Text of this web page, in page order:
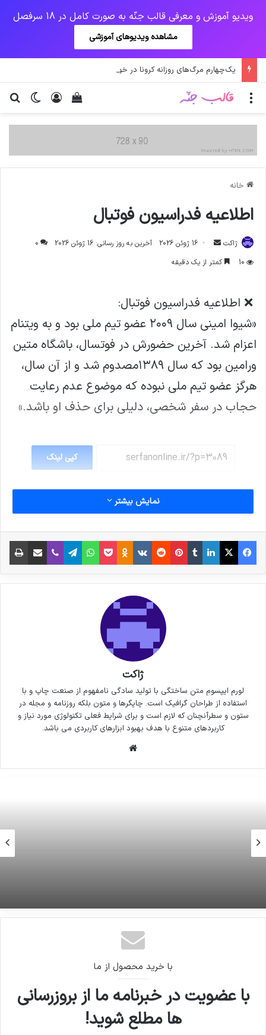
ویدیو آموزش و معرفی قالب جنّه به صورت کامل در 18 سرفصل
مشاهده ویدیوهای آموزشی
تغییر ورود
دیدن سبد خرید منو
خانه
اطلاعیه فدراسیون فوتبال
ژاکت
ارسال
ایمیل
16 ژوئن 2026 آخرین به روز رسانی: 16 ژوئن 2026
0
10
کمتر از یک دقیقه
‍ ❌ اطلاعیه فدراسیون فوتبال:
«شیوا امینی سال ٢٠٠٩ عضو تیم ملی بود و به ويتنام
اعزام شد. آخرين حضورش در فوتسال، باشگاه متين
ورامين بود که سال ١٣٨٩مصدوم شد و از آن سال،
هرگز عضو تيم ملی نبوده كه موضوع عدم رعايت
حجاب در سفر شخصی، دليلی برای حذف او باشد.»
کپی لینک
نمایش بیشتر
فیس بوک X لینکدین
‫تامبلر‫پین‌ترست
‫رددیت‫VKontakte
‫Odnoklassniki
پاکتواتس آپ تلگراموایبر اشتراک گذاری از طریق ایمیل
ژاکت
لورم ایپسوم متن ساختگی با تولید سادگی نامفهوم از صنعت چاپ و با
استفاده از طراحان گرافیک است. چاپگرها و متون بلکه روزنامه و مجله در
ستون و سطرآنچنان که لازم است و برای شرایط فعلی تکنولوژی مورد نیاز و
کاربردهای متنوع با هدف بهبود ابزارهای کاربردی می باشد.
با خرید محصول از ما
با عضویت در خبرنامه ما از بروزرسانی
ها مطلع شوید!